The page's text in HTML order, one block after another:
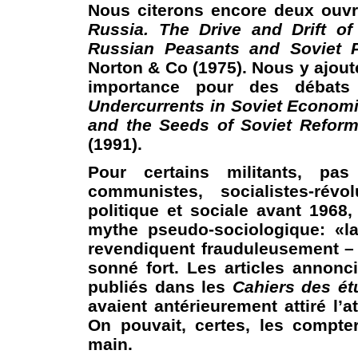
Nous citerons encore deux
Russia.
The Drive and Drift of
Russian Peasants and Soviet
Norton & Co (1975). Nous y
importance pour des
Undercurrents in Soviet
and the Seeds of Soviet
(1991).
Pour certains militants,
communistes, socialistes-
politique et sociale avant
mythe pseudo-sociologique:
revendiquent frauduleusement
sonné fort. Les articles
publiés dans les Cahiers des
avaient antérieurement attiré
On pouvait, certes, les
main.